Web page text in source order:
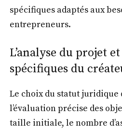
spécifiques adaptés aux
entrepreneurs.
L’analyse du projet
spécifiques du
Le choix du statut juridique
l’évaluation précise des
taille initiale, le nombre